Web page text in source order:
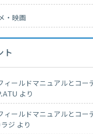
・映画
ト
ィールドマニュアルとコー
より
ィールドマニュアルとコー
ラジ より